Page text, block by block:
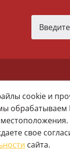
(MAX)
67 (Мира 2)
13
(MAX)
cookie и
обрабатываем
свое
сайта.